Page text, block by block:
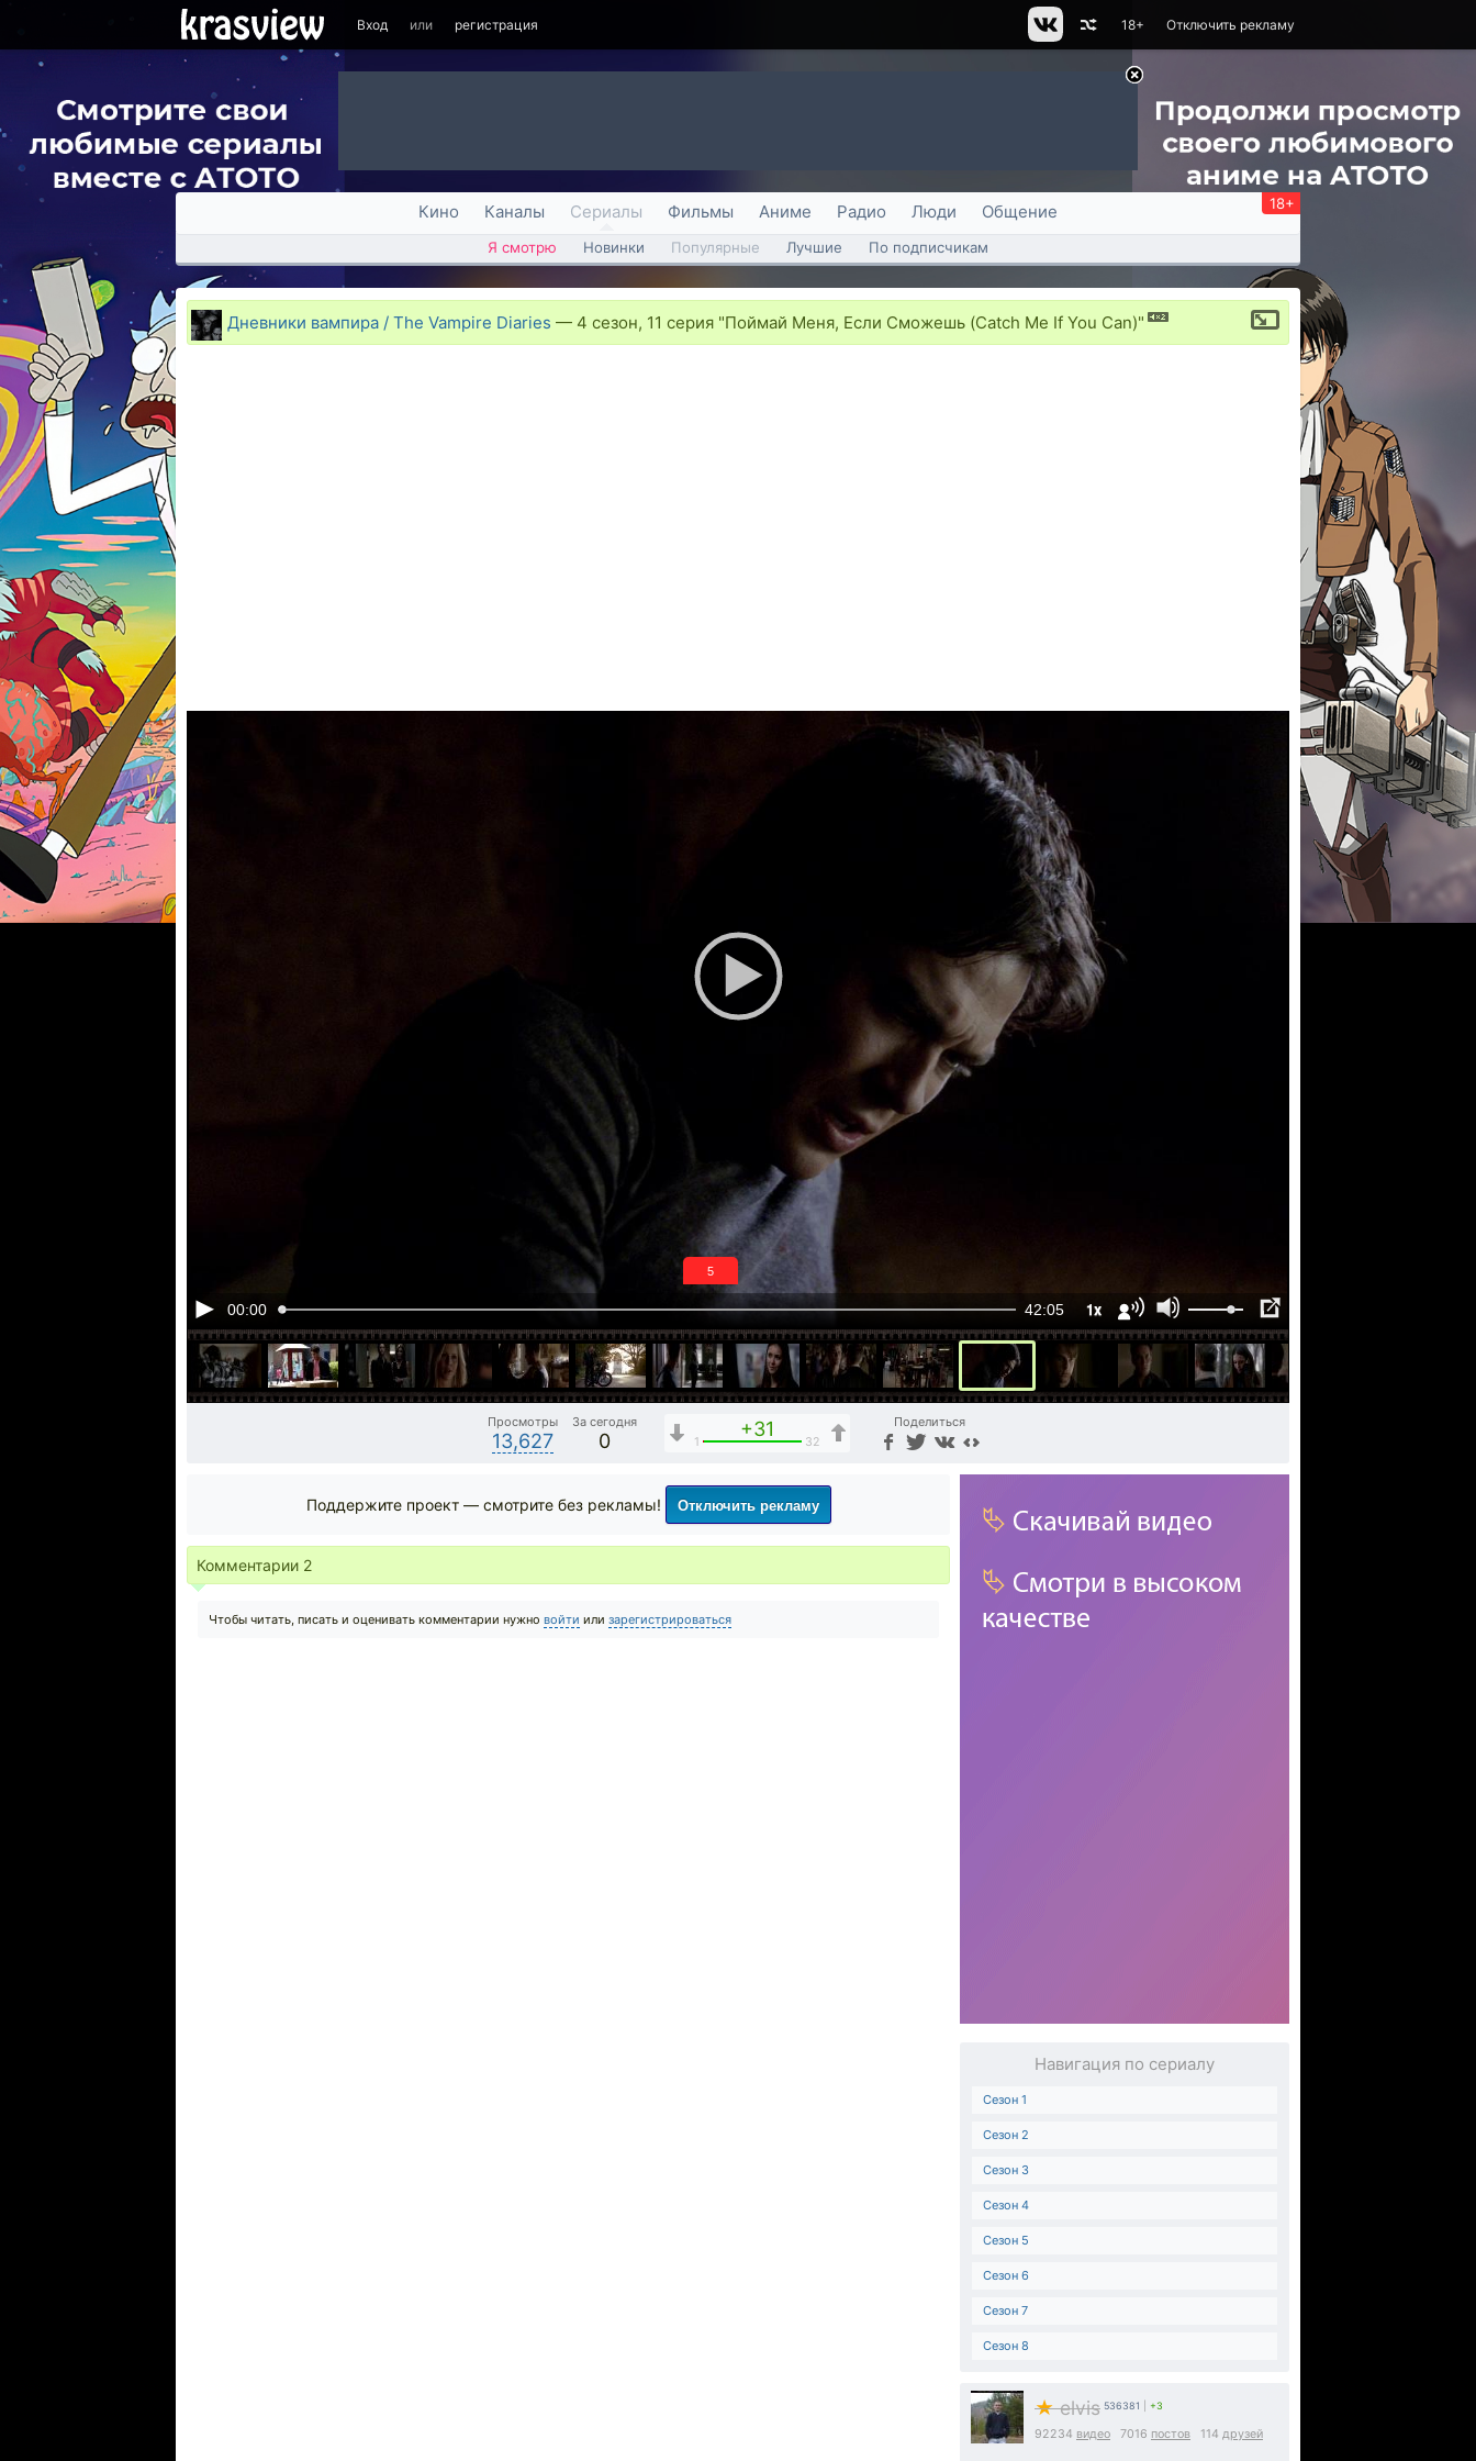
Вход или регистрация Отключить рекламу
18+
Кино Каналы Сериалы Фильмы Аниме Радио Люди Общение 18+
Я смотрю Новинки Популярные Лучшие По подписчикам
Дневники вампира / The Vampire Diaries — 4 сезон, 11 серия "Поймай Меня, Если Сможешь (Catch Me If You Can)"
00:00 42:05 1x
4
Просмотры
13,627
За сегодня
0
+31
1 32
Поделиться
Навигация по сериалу
Сезон 1
Сезон 2
Сезон 3
Сезон 4
Сезон 5
Сезон 6
Сезон 7
Сезон 8
★elvis 536381 +3
92234 видео 7016 постов 114 друзей
Поддержите проект — смотрите без рекламы! Отключить рекламу
Комментарии 2
Чтобы читать, писать и оценивать комментарии нужно войти или зарегистрироваться